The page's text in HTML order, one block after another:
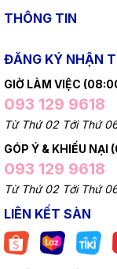
THÔNG TIN
ĐĂNG KÝ NHẬN
GIỜ LÀM VIỆC
093 129 9618
Từ Thứ 02 Tới Thứ
GÓP Ý & KHIẾU
093 129 9618
Từ Thứ 02 Tới Thứ
LIÊN KẾT SÀN